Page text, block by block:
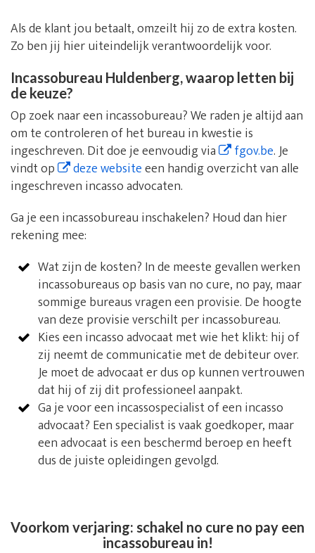
Als de klant jou betaalt, omzeilt hij zo de extra kosten.
Zo ben jij hier uiteindelijk verantwoordelijk voor.
Incassobureau Huldenberg, waarop letten bij
de keuze?
Op zoek naar een incassobureau? We raden je altijd aan
om te controleren of het bureau in kwestie is
ingeschreven. Dit doe je eenvoudig via
fgov.be. Je
vindt op
deze websiteeen handig overzicht van alle
ingeschreven incasso advocaten.
Ga je een incassobureau inschakelen? Houd dan hier
rekening mee:
Wat zijn de kosten? In de meeste gevallen werken
incassobureaus op basis van no cure, no pay, maar
sommige bureaus vragen een provisie. De hoogte
van deze provisie verschilt per incassobureau.
Kies een incasso advocaat met wie het klikt: hij of
zij neemt de communicatie met de debiteur over.
Je moet de advocaat er dus op kunnen vertrouwen
dat hij of zij dit professioneel aanpakt.
Ga je voor een incassospecialist of een incasso
advocaat? Een specialist is vaak goedkoper, maar
een advocaat is een beschermd beroep en heeft
dus de juiste opleidingen gevolgd.
Voorkom verjaring: schakel no cure no pay een
incassobureau in!